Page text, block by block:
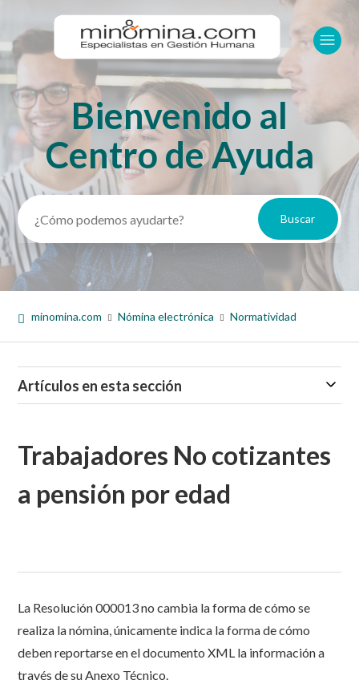
BúsquedaBienvenido al
Centro de Ayuda
minomina.com Nómina electrónica Normatividad
Artículos en esta sección
Trabajadores No cotizantes
a pensión por edad
La Resolución 000013 no cambia la forma de cómo se
realiza la nómina, únicamente indica la forma de cómo
deben reportarse en el documento XML la información a
través de su Anexo Técnico.